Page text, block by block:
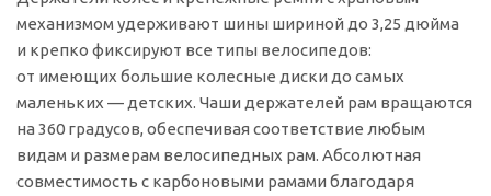
механизмом удерживают шины шириной до 3,25 дюйма
и крепко фиксируют все типы велосипедов:
от имеющих большие колесные диски до самых
маленьких — детских. Чаши держателей рам вращаются
на 360 градусов, обеспечивая соответствие любым
видам и размерам велосипедных рам. Абсолютная
совместимость с карбоновыми рамами благодаря